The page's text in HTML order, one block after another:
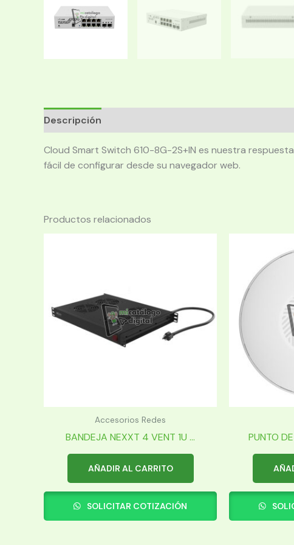
Descripción
Cloud Smart Switch 610-8G-2S+IN es nuestra
fácil de configurar desde su navegador web.
Productos relacionados
Accesorios Redes
BANDEJA NEXXT 4 VENT 1U ...
AÑADIR AL CARRITO
SOLICITAR COTIZACIÓN
PUNTO